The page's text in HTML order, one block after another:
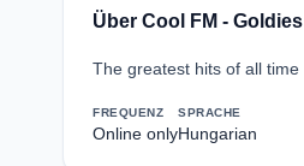
Über Cool FM - Goldies
The greatest hits of all time
FREQUENZ
Online only
SPRACHE
Hungarian